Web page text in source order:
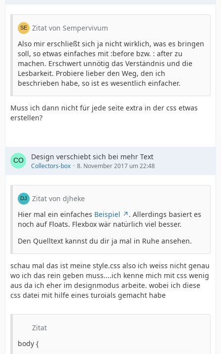
Zitat von Sempervivum
Also mir erschließt sich ja nicht wirklich, was es bringen
soll, so etwas einfaches mit :before bzw. : after zu
machen. Erschwert unnötig das Verständnis und die
Lesbarkeit. Probiere lieber den Weg, den ich
beschrieben habe, so ist es wesentlich einfacher.
Muss ich dann nicht für jede seite extra in der css etwas
erstellen?
Design verschiebt sich bei mehr Text
Collectors-box 8. November 2017 um 22:48
Zitat von djheke
Hier mal ein einfaches Beispiel
. Allerdings basiert es
noch auf Floats. Flexbox wär natürlich viel besser.
Den Quelltext kannst du dir ja mal in Ruhe ansehen.
schau mal das ist meine style.css also ich weiss nicht genau
wo ich das rein geben muss....ich kenne mich mit css wenig
aus da ich eher im designmodus arbeite. wobei ich diese
css datei mit hilfe eines turoials gemacht habe
Zitat
body {